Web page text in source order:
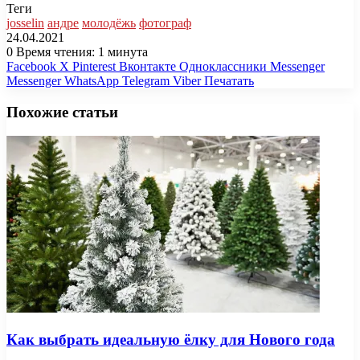
Теги
josselin андре молодёжь фотограф
24.04.2021
0 Время чтения: 1 минута
Facebook X Pinterest Вконтакте Одноклассники Messenger
Messenger WhatsApp Telegram Viber Печатать
Похожие статьи
Как выбрать идеальную ёлку для Нового года